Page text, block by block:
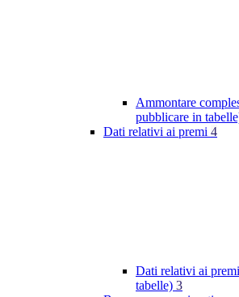
Ammontare
pubblicare in
Dati relativi ai premi 4
Dati relativi ai
tabelle) 3